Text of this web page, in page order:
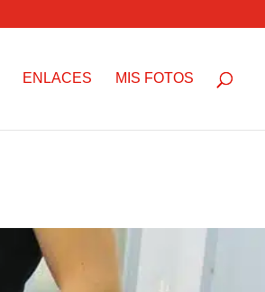
ENLACES MIS FOTOS